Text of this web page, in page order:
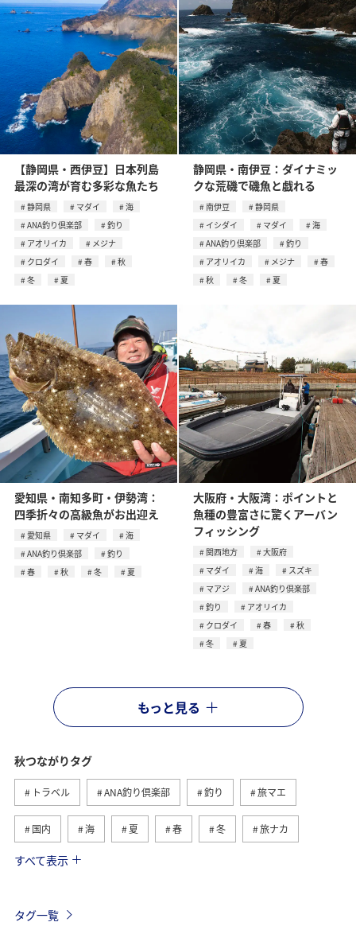
【静岡県・西伊豆】日本列島
最深の湾が育む多彩な魚たち
静岡県 マダイ
海
ANA釣り倶楽部
釣り
アオリイカ
メジナ
クロダイ
春
秋
冬
夏
静岡県・南伊豆：ダイナミッ
クな荒磯で磯魚と戯れる
南伊豆
静岡県
イシダイ
マダイ
海
ANA釣り倶楽部
釣り
アオリイカ
メジナ
春
秋
冬 夏
愛知県・南知多町・伊勢湾：
四季折々の高級魚がお出迎え
愛知県 マダイ
海
ANA釣り倶楽部
釣り
春
秋 冬 夏
大阪府・大阪湾：ポイントと
魚種の豊富さに驚くアーバン
フィッシング
関西地方
大阪府
マダイ
海
スズキ
マアジ
ANA釣り倶楽部
釣り
アオリイカ
クロダイ
春
秋
冬
夏
もっと見る
秋つながりタグ
トラベル ANA釣り倶楽部 釣り 旅マエ
国内 海 夏 春 冬 旅ナカ
北海道
すべて表示
タグ一覧